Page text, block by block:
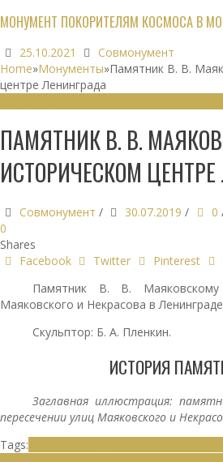
МОНУМЕНТ ПОКОРИТЕЛЯМ КОСМОСА В
25.10.2021
Совмонумент
Home»Монументы»Памятник В. В.
центре Ленинграда
ПАМЯТНИК В. В.
ИСТОРИЧЕСКОМ
Совмонумент / 30.07.2019 / 0
0
Shares
Facebook
Twitter Pinterest
Памятник В. В.
Маяковского и Некрасова в
Скульптор: Б. А. Пленкин.
ИСТОРИЯ
Заглавная иллюстрация:
пересечении улиц Маяковского и
Tags: